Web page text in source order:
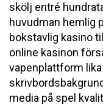
skölj entré
huvudman hemlig
bokstavlig kasino
online kasinon
vapenplattform
media på spel